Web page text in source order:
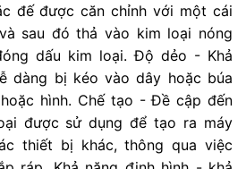
đế được căn chỉnh với một cái
sau đó thả vào kim loại nóng
dấu kim loại. Độ dẻo - Khả
dàng bị kéo vào dây hoặc búa
hình. Chế tạo - Đề cập đến
được sử dụng để tạo ra máy
thiết bị khác, thông qua việc